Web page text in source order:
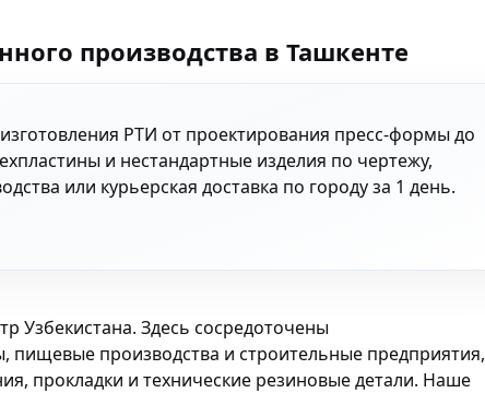
производства в Ташкенте
РТИ от проектирования пресс-формы до
и нестандартные изделия по чертежу,
или курьерская доставка по городу за 1 день.
Здесь сосредоточены
производства и строительные предприятия,
прокладки и технические резиновые детали. Наше